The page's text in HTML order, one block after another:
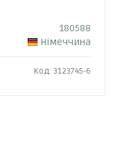
180588
Німеччина
Код: 3123745-6